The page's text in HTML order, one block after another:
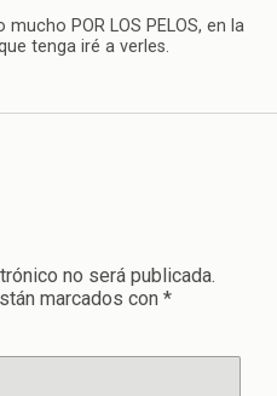
POR LOS PELOS, en la
tenga iré a verles.
no será publicada.
marcados con *